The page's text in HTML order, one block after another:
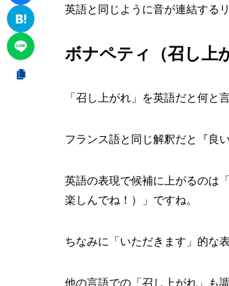
英語と同じように音が連結する
ボナペティ（召し上
「召し上がれ」を英語だと何と
フランス語と同じ解釈だと『良
英語の表現で候補に上がるのは
楽しんでね！）」ですね。
ちなみに「いただきます」的な
他の言語での「召し上がれ」も